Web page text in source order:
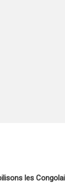
les